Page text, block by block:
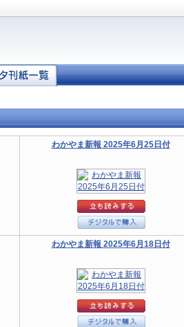
わかやま新報 2025年6月25日付
わかやま新報 2025年6月18日付